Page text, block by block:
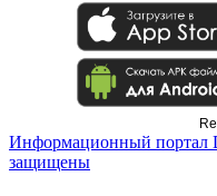
Информационный портал
защищены